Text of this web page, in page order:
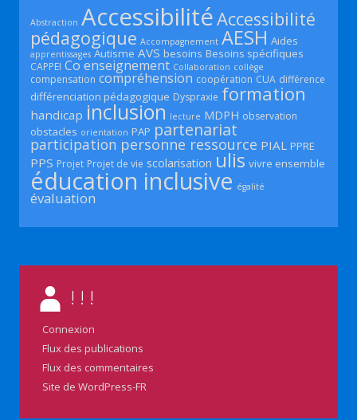
Abstraction AccessibilitéAccessibilité
pédagogique Accompagnement AESH Aides
apprentissages Autisme AVS besoins Besoins spécifiques
CAPPEI Co enseignement Collaboration collège
compensation compréhension coopération CUA différence
différenciation pédagogique Dyspraxie formation
handicap inclusion lecture MDPH observation
obstacles orientation PAP partenariat
participation personne ressource PIAL PPRE
PPS Projet Projet de vie scolarisation ulis vivre ensemble
éducation inclusive égalité
évaluation
! ! !
Connexion
Flux des publications
Flux des commentaires
Site de WordPress-FR